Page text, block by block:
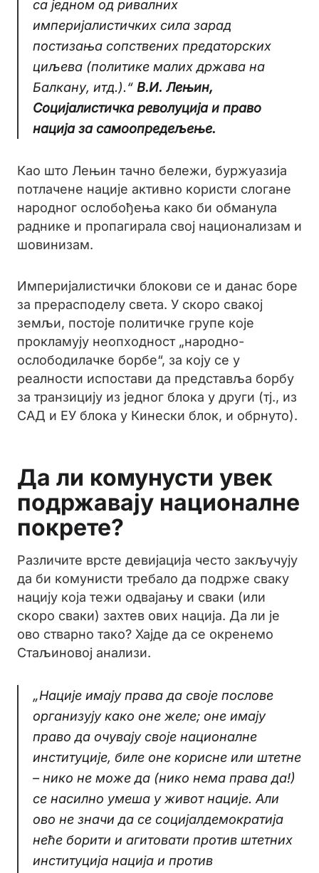
са једном од ривалних
империјалистичких сила зарад
постизања сопствених предаторских
циљева (политике малих држава на
Балкану, итд.).“ В.И. Лењин,
Социјалистичка револуција и право
нација за самоопредељење.
Као што Лењин тачно бележи, буржуазија
потлачене нације активно користи слогане
народног ослобођења како би обманула
раднике и пропагирала свој национализам и
шовинизам.
Империјалистички блокови се и данас боре
за прерасподелу света. У скоро свакој
земљи, постоје политичке групе које
прокламују неопходност „народно-
ослободилачке борбе“, за коју се у
реалности испостави да представља борбу
за транзицију из једног блока у други (тј., из
САД и ЕУ блока у Кинески блок, и обрнуто).
Да ли комунусти увек
подржавају националне
покрете?
Различите врсте девијација често закључују
да би комунисти требало да подрже сваку
нацију која тежи одвајању и сваки (или
скоро сваки) захтев ових нација. Да ли је
ово стварно тако? Хајде да се окренемо
Стаљиновој анализи.
„Нације имају права да своје послове
организују како оне желе; оне имају
право да очувају своје националне
институције, биле оне корисне или штетне
– нико не може да (нико нема права да!)
се насилно умеша у живот нације. Али
ово не значи да се социјалдемократија
неће борити и агитовати против штетних
институција нација и против